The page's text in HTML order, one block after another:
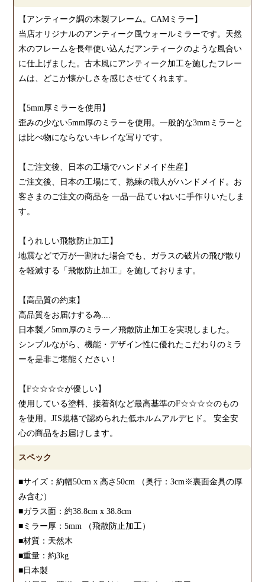
【アンティーク調の木製フレーム。CAMミラー】
当店オリジナルのアンティーク風ウォールミラーです。天然
木のフレームを長年使い込んだアンティークのような風合い
に仕上げました。古木風にアンティーク加工を施したフレー
ムは、どこか懐かしさを感じさせてくれます。
【5mm厚ミラーを使用】
歪みの少ない5mm厚のミラーを使用。一般的な3mmミラーと
は比べ物にならないキレイな写りです。
【ご注文後、日本の工場でハンドメイド生産】
ご注文後、日本の工場にて、熟練の職人がハンドメイド。お
客さまのご注文の商品を 一品一品ていねいに手作りいたしま
す。
【うれしい飛散防止加工】
地震などで万が一割れた場合でも、ガラスの破片の飛び散り
を軽減する「飛散防止加工」を施しております。
【高品質の約束】
高品質をお届けする為....
日本製／5mm厚のミラー／飛散防止加工を実現しました。
シンプルながら、機能・デザイン性に優れたこだわりのミラ
ーを是非ご堪能ください！
【F☆☆☆☆が優しい】
使用している塗料、接着剤など最高基準のF☆☆☆☆のもの
を使用。JIS規格で認められた低ホルムアルデヒド。 安全安
心の商品をお届けします。
スペック
■サイズ：約幅50cm x 高さ50cm （奥行：3cm※裏面金具の厚
み含む）
■ガラス面：約38.8cm x 38.8cm
■ミラー厚：5mm （飛散防止加工）
■材質：天然木
■重量：約3kg
■日本製